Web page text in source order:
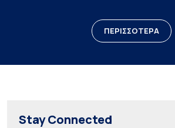
ΠΕΡΙΣΣΟΤΕΡΑ
Stay Connected